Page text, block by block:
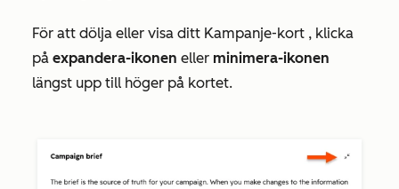
För att dölja eller visa ditt Kampanje-kort , klicka
på expandera-ikonen eller minimera-ikonen
längst upp till höger på kortet.